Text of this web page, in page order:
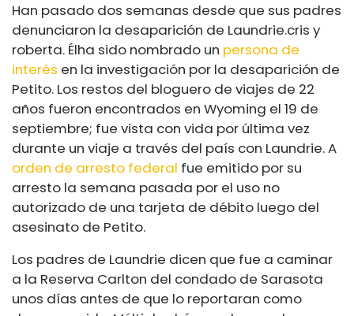
Han pasado dos semanas desde que sus padres
denunciaron la desaparición de Laundrie.cris y
roberta. Élha sido nombrado un persona de
interés en la investigación por la desaparición de
Petito. Los restos del bloguero de viajes de 22
años fueron encontrados en Wyoming el 19 de
septiembre; fue vista con vida por última vez
durante un viaje a través del país con Laundrie. A
orden de arresto federal fue emitido por su
arresto la semana pasada por el uso no
autorizado de una tarjeta de débito luego del
asesinato de Petito.
Los padres de Laundrie dicen que fue a caminar
a la Reserva Carlton del condado de Sarasota
unos días antes de que lo reportaran como